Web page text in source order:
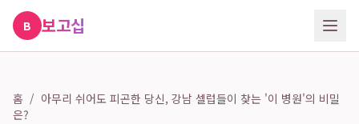
B 보고십
홈 / 아무리 쉬어도 피곤한 당신, 강남 셀럽들이 찾는 '이 병원'의 비밀
은?